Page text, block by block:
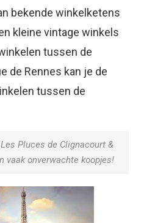
bekende winkelketens
kleine vintage winkels
tussen de
de Rennes kan je de
tussen de
Pluces de Clignacourt &
vaak onverwachte koopjes!